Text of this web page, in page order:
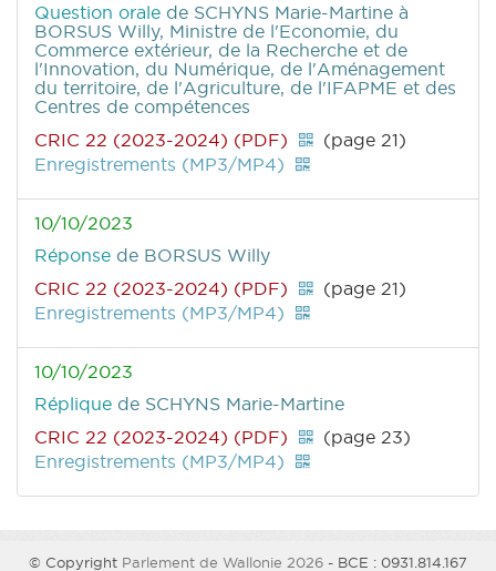
Question orale de SCHYNS Marie-Martine à
BORSUS Willy, Ministre de l'Economie, du
Commerce extérieur, de la Recherche et de
l'Innovation, du Numérique, de l'Aménagement
du territoire, de l'Agriculture, de l'IFAPME et des
Centres de compétences
CRIC 22 (2023-2024) (PDF)
(page 21)
Enregistrements (MP3/MP4)
10/10/2023
Réponse de BORSUS Willy
CRIC 22 (2023-2024) (PDF)
(page 21)
Enregistrements (MP3/MP4)
10/10/2023
Réplique de SCHYNS Marie-Martine
CRIC 22 (2023-2024) (PDF)
(page 23)
Enregistrements (MP3/MP4)
© Copyright Parlement de Wallonie 2026 - BCE : 0931.814.167